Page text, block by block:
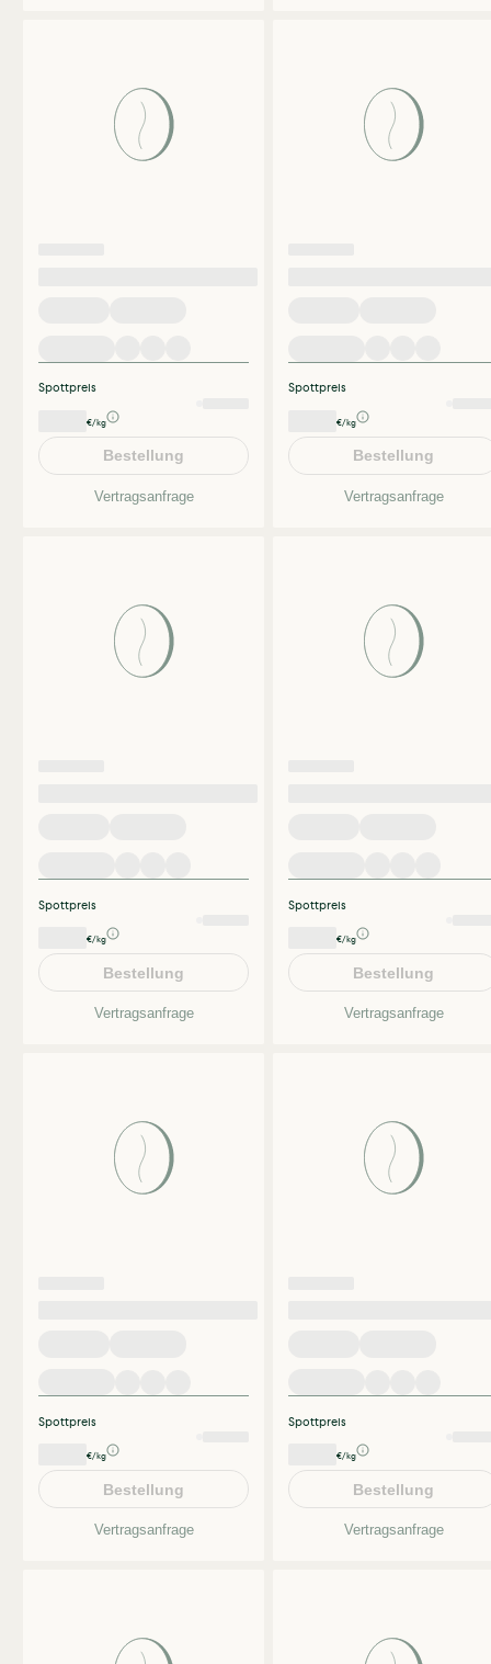
Spottpreis
€/kg
Bestellung
Vertragsanfrage
Spottpreis
€/kg
Bestellung
Vertragsanfrage
Spottpreis
€/kg
Bestellung
Vertragsanfrage
Spottpreis
€/kg
Bestellung
Vertragsanfrage
Spottpreis
€/kg
Bestellung
Vertragsanfrage
Spottpreis
€/kg
Bestellung
Vertragsanfrage